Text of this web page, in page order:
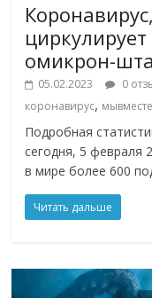
омикрон-
05.02.2023 0
коронавирус, мывместе
Подробная
сегодня, 5 февраля
в мире более 600
Читать дальше